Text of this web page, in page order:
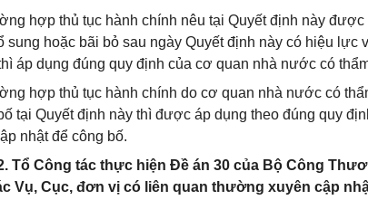
hợp thủ tục hành chính nêu tại Quyết định này
sung hoặc bãi bỏ sau ngày Quyết định này có hiệu
áp dụng đúng quy định của cơ quan nhà nước có
hợp thủ tục hành chính do cơ quan nhà nước có
tại Quyết định này thì được áp dụng theo đúng quy
nhật để công bố.
Tổ Công tác thực hiện Đề án 30 của Bộ Công
Vụ, Cục, đơn vị có liên quan thường xuyên cập